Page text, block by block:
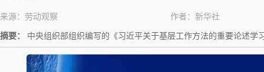
来源：劳动观察 作者：新华社
摘要： 中央组织部组织编写的《习近平关于基层工作方法的重要论述